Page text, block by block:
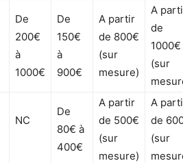
De
200€
à
1000€
De
150€
à
900€
A partir
de 800€
(sur
mesure)
A
de
1000€
(sur
NC
De
80€ à
400€
A partir
de 500€
(sur
mesure)
A
de
(sur